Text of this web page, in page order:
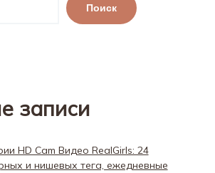
Поиск
записи
HD Cam Видео RealGirls: 24
и нишевых тега, ежедневные